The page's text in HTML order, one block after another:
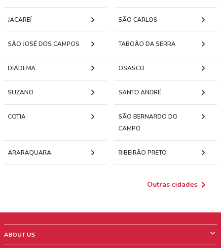
JACAREÍ SÃO CARLOS
SÃO JOSÉ DOS CAMPOS TABOÃO DA SERRA
DIADEMA OSASCO
SUZANO SANTO ANDRÉ
COTIA
SÃO BERNARDO DO
CAMPO
ARARAQUARA RIBEIRÃO PRETO
Outras cidades
ABOUT US